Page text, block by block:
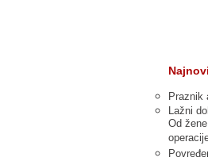
Praznik
Lažni
Od